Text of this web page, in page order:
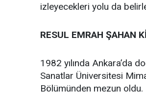
izleyecekleri yolu da
RESUL EMRAH ŞAHAN
1982 yılında Ankara’da
Sanatlar Üniversitesi
Bölümünden mezun oldu.